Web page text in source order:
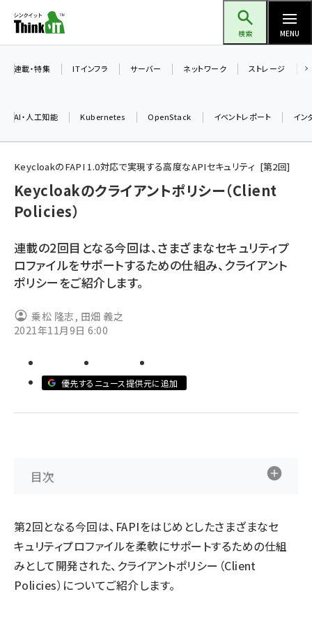
ン
ツ
検索 MENU
加藤銘のチーム貢献～仲間と築いた勝利の絆～ (2297)
iot女子会 (2248)
drupal (1929)
genai (1468)
abc123 (1341)
ai crunch (1340)
連載・特集 ITインフラ サーバー ネットワーク ストレージ
AI・人工知能 Kubernetes OpenStack イベントレポート イン
KeycloakのFAPI 1.0対応で実現する高度なAPIセキュリティ 第2回
Keycloakのクライアントポリシー（Client
Policies）
連載の2回目となる今回は、さまざまなセキュリティプ
ロファイルをサポートするための仕組み、クライアント
ポリシーをご紹介します。
乗松 隆志 , 田畑 義之
2021年11月9日 6:00
優先するニュース提供元に追加
目次
第2回となる今回は、FAPIをはじめとしたさまざまなセ
キュリティプロファイルを柔軟にサポートするための仕組
みとして開発された、クライアントポリシー（Client
Policies）についてご紹介します。